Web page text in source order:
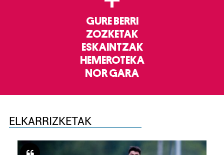
GURE BERRI
ZOZKETAK
ESKAINTZAK
HEMEROTEKA
NOR GARA
ELKARRIZKETAK